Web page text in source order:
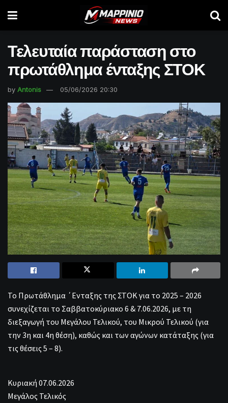
Τελευταία παράσταση στο
πρωτάθλημα ένταξης ΣΤΟΚ
by Antonis 05/06/2026 20:30
Το Πρωτάθλημα ΄Ενταξης της ΣΤΟΚ για το 2025 – 2026
συνεχίζεται το Σαββατοκύριακο 6 & 7.06.2026, με τη
διεξαγωγή του Μεγάλου Τελικού, του Μικρού Τελικού (για
την 3η και 4η θέση), καθώς και των αγώνων κατάταξης (για
τις θέσεις 5 – 8).
Κυριακή 07.06.2026
Μεγάλος Τελικός